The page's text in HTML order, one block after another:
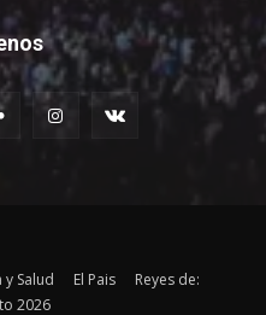
y Salud El Pais
Reyes de:
2026